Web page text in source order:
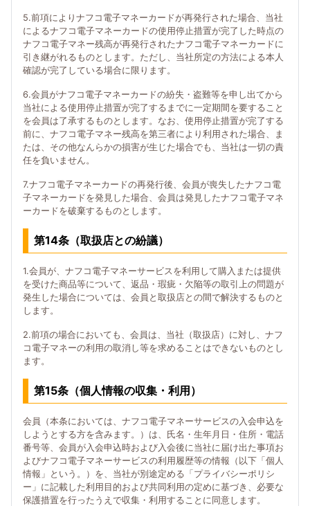
5.前項によりナフコ電子マネーカードが再発行された場合、当社
によるナフコ電子マネーカードの使用停止措置が完了した時点の
ナフコ電子マネー残高が再発行されたナフコ電子マネーカードに
引き継がれるものとします。ただし、当社所定の方法による本人
確認が完了している場合に限ります。
6.会員がナフコ電子マネーカードの紛失・盗難等を申し出てから
当社による使用停止措置が完了するまでに一定期間を要すること
を会員は了承するものとします。なお、使用停止措置が完了する
前に、ナフコ電子マネー残高を第三者により利用された場合、ま
たは、その他なんらかの損害が生じた場合でも、当社は一切の責
任を負いません。
7.ナフコ電子マネーカードの再発行後、会員が喪失したナフコ電
子マネーカードを発見した場合、会員は発見したナフコ電子マネ
ーカードを破棄するものとします。
第14条（取扱店との紛議）
1.会員が、ナフコ電子マネーサービスを利用して購入または提供
を受けた商品等について、返品・瑕疵・欠陥等の取引上の問題が
発生した場合については、会員と取扱店との間で解決するものと
します。
2.前項の場合においても、会員は、当社（取扱店）に対し、ナフ
コ電子マネーの利用の取消し等を求めることはできないものとし
ます。
第15条（個人情報の収集・利用）
会員（本条においては、ナフコ電子マネーサービスの入会申込を
しようとする方を含みます。）は、氏名・生年月日・住所・電話
番号等、会員が入会申込時および入会後に当社に届け出た事項お
よびナフコ電子マネーサービスの利用履歴等の情報（以下「個人
情報」という。）を、当社が別途定める「プライバシーポリシ
ー」に記載した利用目的および共同利用の定めに基づき、必要な
保護措置を行ったうえで収集・利用することに同意します。